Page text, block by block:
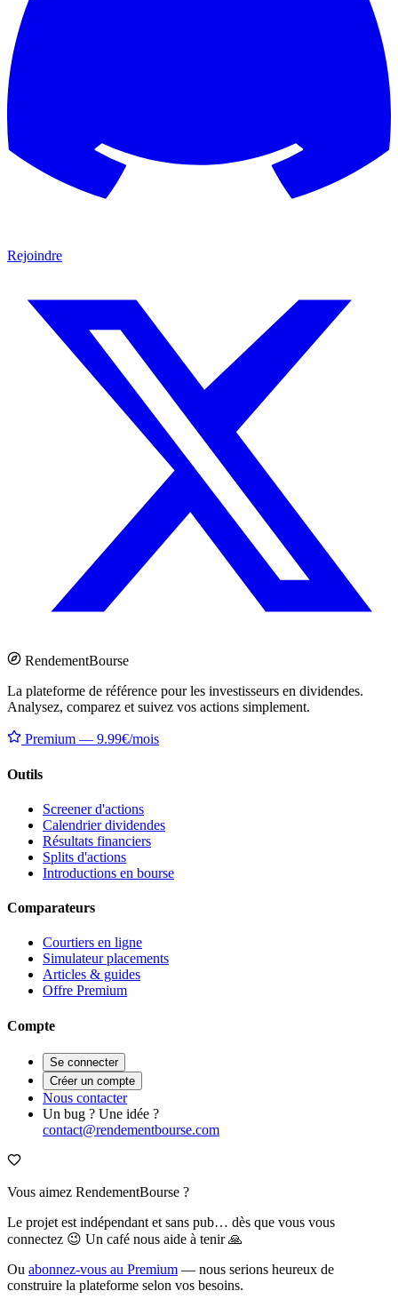
Rejoindre
RendementBourse
La plateforme de référence pour les investisseurs en dividendes.
Analysez, comparez et suivez vos actions simplement.
Premium — 9.99€/mois
Outils
Screener d'actions
Calendrier dividendes
Résultats financiers
Splits d'actions
Introductions en bourse
Comparateurs
Courtiers en ligne
Simulateur placements
Articles & guides
Offre Premium
Compte
Se connecter
Créer un compte
Nous contacter
Un bug ? Une idée ?
contact@rendementbourse.com
Vous aimez RendementBourse ?
Le projet est indépendant et sans pub… dès que vous vous
connectez 😉 Un café nous aide à tenir 🙏
Ou abonnez-vous au Premium — nous serions heureux de
construire la plateforme selon vos besoins.